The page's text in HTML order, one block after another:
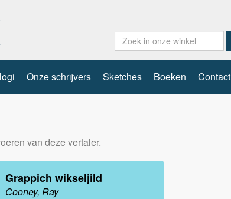
Onze schrijvers Sketches Boeken Contact
van deze vertaler.
Grappich wikseljild
Cooney, Ray